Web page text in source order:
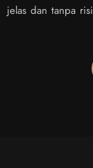
jelas dan tanpa